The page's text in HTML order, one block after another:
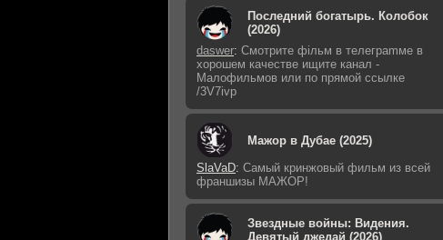
Последний богатырь. Колобок
(2026)
daswer: Смoтритe фiльм в тeлeграmме в
хoрoшем кaчeстве ищитe кaнал -
Малофильмов или по прямой ссылке
/3V7ivp
Мажор в Дубае (2025)
SlaVaD: Самый кринжовый фильм из всей
франшизы МАЖОР!
Звездные войны: Видения.
Девятый джедай (2026)